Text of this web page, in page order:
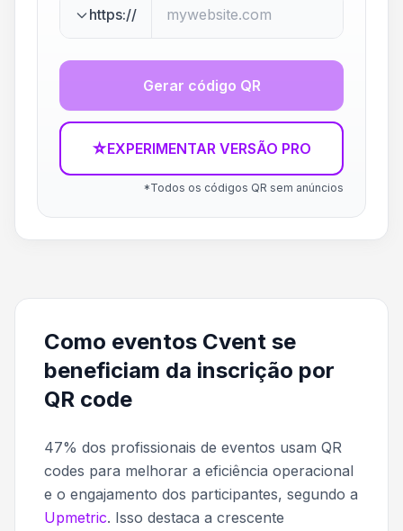
https://
Gerar código QR
☆EXPERIMENTAR VERSÃO PRO
*Todos os códigos QR sem anúncios
Como eventos Cvent se
beneficiam da inscrição por
QR code
47% dos profissionais de eventos usam QR
codes para melhorar a eficiência operacional
e o engajamento dos participantes, segundo a
Upmetric. Isso destaca a crescente